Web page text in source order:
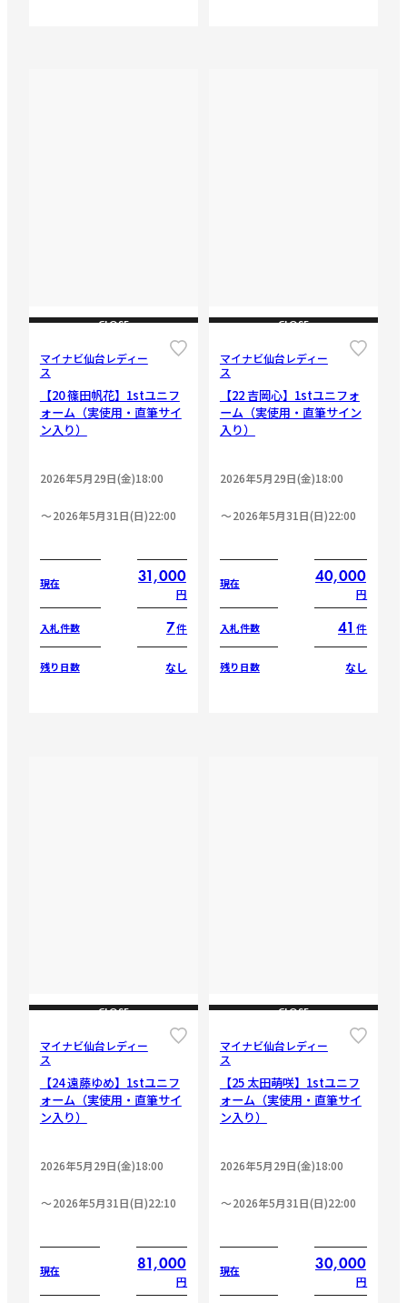
CLOSE
マイナビ仙台レディー
ス
【20 篠田帆花】1stユニフ
ォーム（実使用・直筆サイ
ン入り）
2026年5月29日(金)18:00
2026年5月31日(日)22:00
現在 31,000
円
入札件数 7件
残り日数 なし
CLOSE
マイナビ仙台レディー
ス
【22 吉岡心】1stユニフォ
ーム（実使用・直筆サイン
入り）
2026年5月29日(金)18:00
2026年5月31日(日)22:00
現在 40,000
円
入札件数 41 件
残り日数 なし
CLOSE
マイナビ仙台レディー
ス
【24 遠藤ゆめ】1stユニフ
ォーム（実使用・直筆サイ
ン入り）
2026年5月29日(金)18:00
2026年5月31日(日)22:10
現在 81,000
円
CLOSE
マイナビ仙台レディー
ス
【25 太田萌咲】1stユニフ
ォーム（実使用・直筆サイ
ン入り）
2026年5月29日(金)18:00
2026年5月31日(日)22:00
現在 30,000
円